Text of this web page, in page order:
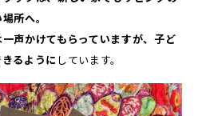
所へ。
声かけてもらっていますが、子ど
るように しています。